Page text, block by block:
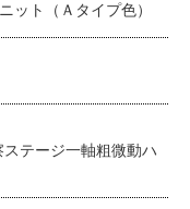
ト（Ａタイプ色）
テージ一軸粗微動ハ